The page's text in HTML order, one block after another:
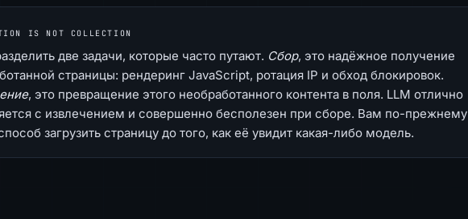
IS NOT COLLECTION
две задачи, которые часто путают. Сбор, это надёжное получение
страницы: рендеринг JavaScript, ротация IP и обход блокировок.
, это превращение этого необработанного контента в поля. LLM отлично
с извлечением и совершенно бесполезен при сборе. Вам по-прежнему
загрузить страницу до того, как её увидит какая-либо модель.